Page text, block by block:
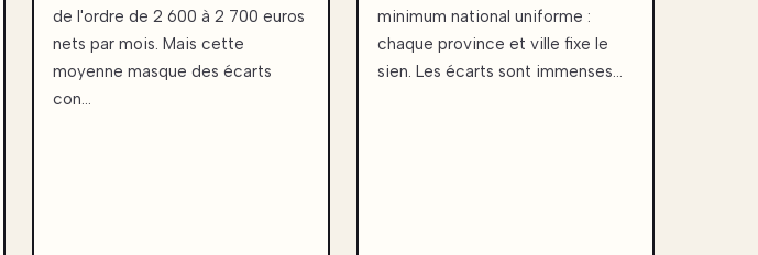
de l'ordre de 2 600 à 2 700 euros
nets par mois. Mais cette
moyenne masque des écarts
con…
minimum national uniforme :
chaque province et ville fixe le
sien. Les écarts sont immenses…